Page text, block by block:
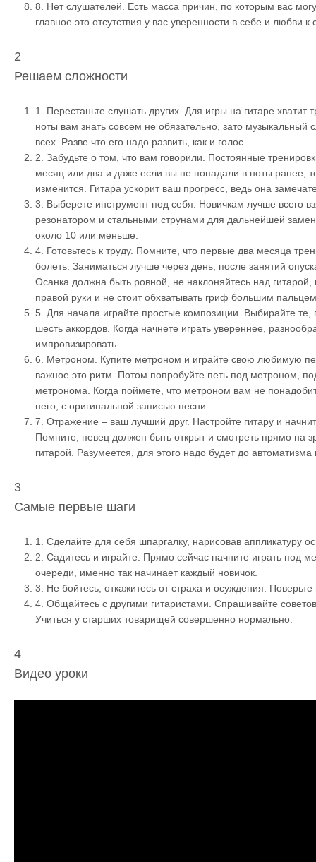
8. Нет слушателей. Есть масса причин, по которым вас
главное это отсутствия у вас уверенности в себе и любви к
2
Решаем сложности
1. Перестаньте слушать других. Для игры на гитаре хватит
ноты вам знать совсем не обязательно, зато музыкальный
всех. Разве что его надо развить, как и голос.
2. Забудьте о том, что вам говорили. Постоянные
месяц или два и даже если вы не попадали в ноты ранее,
изменится. Гитара ускорит ваш прогресс, ведь она
3. Выберете инструмент под себя. Новичкам лучше всего
резонатором и стальными струнами для дальнейшей
около 10 или меньше.
4. Готовьтесь к труду. Помните, что первые два месяца
болеть. Заниматься лучше через день, после занятий
Осанка должна быть ровной, не наклоняйтесь над гитарой,
правой руки и не стоит обхватывать гриф большим пальцем
5. Для начала играйте простые композиции. Выбирайте те,
шесть аккордов. Когда начнете играть увереннее,
импровизировать.
6. Метроном. Купите метроном и играйте свою любимую
важное это ритм. Потом попробуйте петь под метроном,
метронома. Когда поймете, что метроном вам не
него, с оригинальной записью песни.
7. Отражение – ваш лучший друг. Настройте гитару и
Помните, певец должен быть открыт и смотреть прямо на
гитарой. Разумеется, для этого надо будет до автоматизма
3
Самые первые шаги
1. Сделайте для себя шпаргалку, нарисовав аппликатуру
2. Садитесь и играйте. Прямо сейчас начните играть под
очереди, именно так начинает каждый новичок.
3. Не бойтесь, откажитесь от страха и осуждения.
4. Общайтесь с другими гитаристами. Спрашивайте
Учиться у старших товарищей совершенно нормально.
4
Видео уроки